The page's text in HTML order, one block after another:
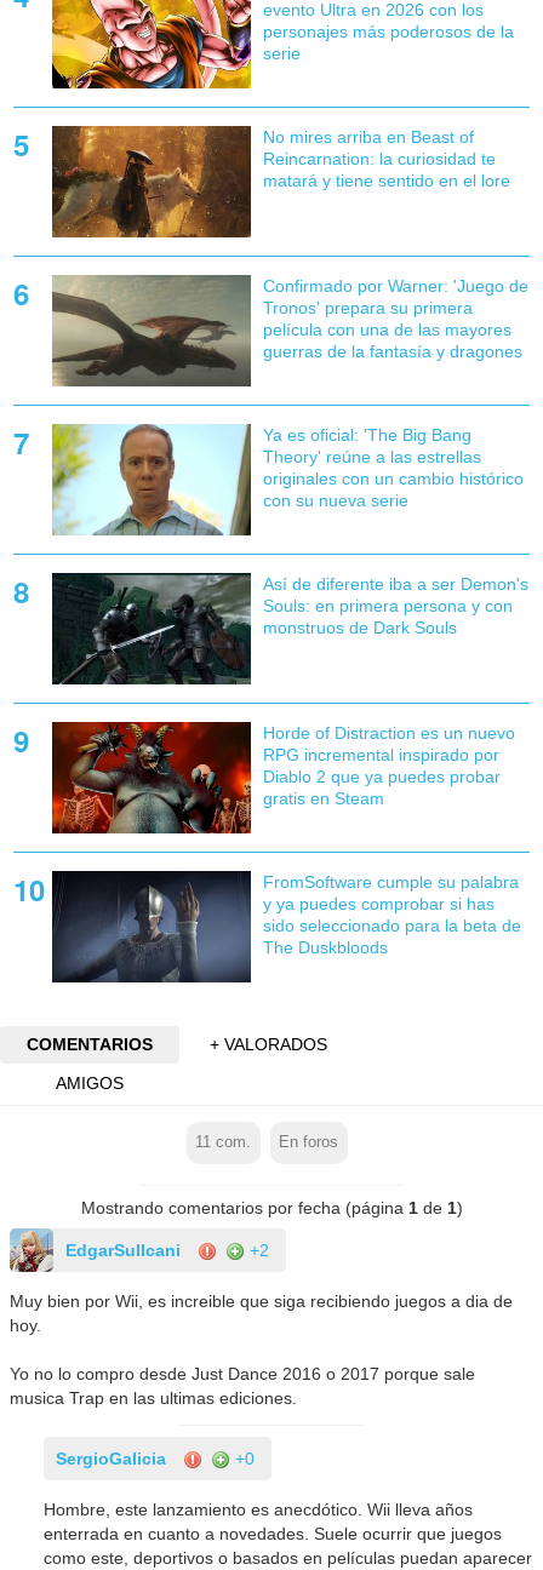
evento Ultra en 2026 con los
personajes más poderosos de la
serie
No mires arriba en Beast of
Reincarnation: la curiosidad te
matará y tiene sentido en el lore
Confirmado por Warner: 'Juego de
Tronos' prepara su primera
película con una de las mayores
guerras de la fantasía y dragones
Ya es oficial: 'The Big Bang
Theory' reúne a las estrellas
originales con un cambio histórico
con su nueva serie
Así de diferente iba a ser Demon's
Souls: en primera persona y con
monstruos de Dark Souls
Horde of Distraction es un nuevo
RPG incremental inspirado por
Diablo 2 que ya puedes probar
gratis en Steam
FromSoftware cumple su palabra
y ya puedes comprobar si has
sido seleccionado para la beta de
The Duskbloods
COMENTARIOS
+ VALORADOS
AMIGOS
11 com. En foros
Mostrando comentarios por fecha (página 1de 1)
EdgarSullcani +2
Muy bien por Wii, es increible que siga recibiendo juegos a dia de
hoy.
Yo no lo compro desde Just Dance 2016 o 2017 porque sale
musica Trap en las ultimas ediciones.
SergioGalicia +0
Hombre, este lanzamiento es anecdótico. Wii lleva años
enterrada en cuanto a novedades. Suele ocurrir que juegos
como este, deportivos o basados en películas puedan aparecer